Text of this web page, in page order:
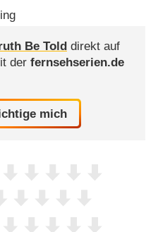
Be Tolddirekt auf
der fernsehserien.de
mich